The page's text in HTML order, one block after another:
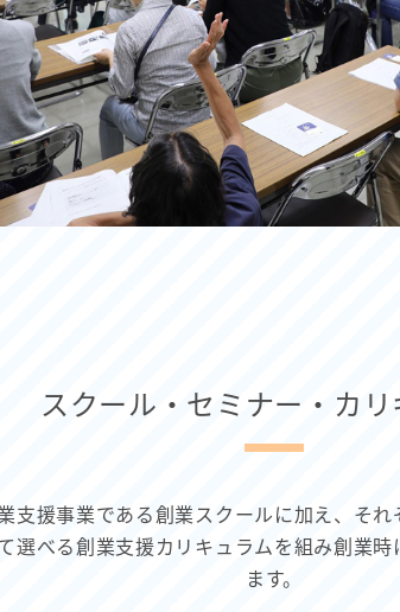
スクール・セミナー・カリ
支援事業である創業スクールに加え、そ
選べる創業支援カリキュラムを組み創業
ます。